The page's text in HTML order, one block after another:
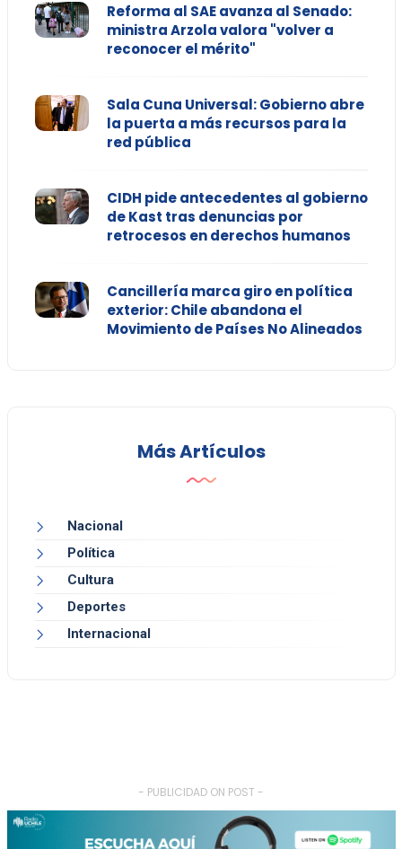
Reforma al SAE avanza al Senado:
ministra Arzola valora "volver a
reconocer el mérito"
Sala Cuna Universal: Gobierno abre
la puerta a más recursos para la
red pública
CIDH pide antecedentes al gobierno
de Kast tras denuncias por
retrocesos en derechos humanos
Cancillería marca giro en política
exterior: Chile abandona el
Movimiento de Países No Alineados
Más Artículos
Nacional
Política
Cultura
Deportes
Internacional
- PUBLICIDAD ON POST -